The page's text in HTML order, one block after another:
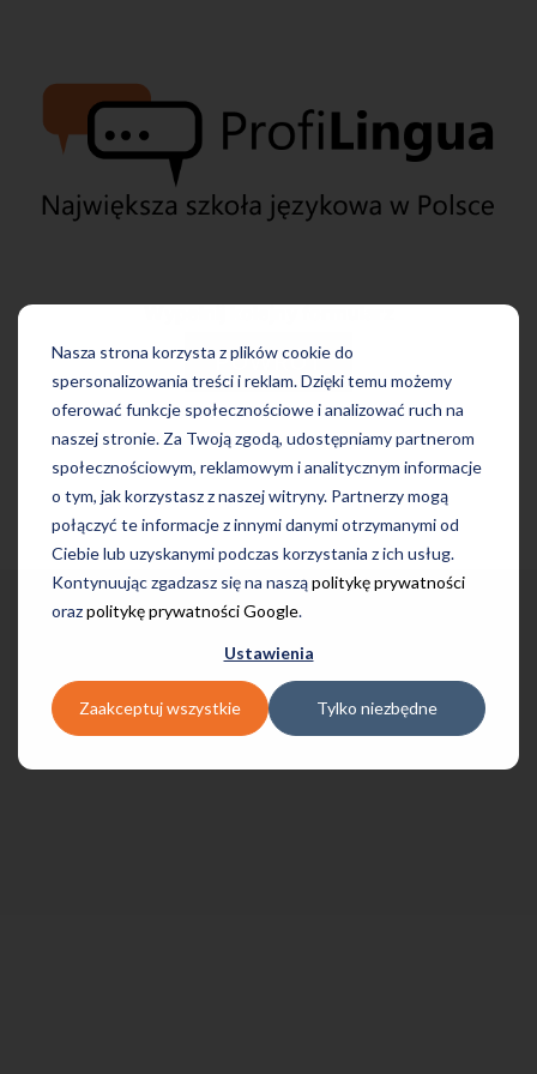
Nasza strona korzysta z plików cookie do
spersonalizowania treści i reklam. Dzięki temu możemy
oferować funkcje społecznościowe i analizować ruch na
naszej stronie. Za Twoją zgodą, udostępniamy partnerom
społecznościowym, reklamowym i analitycznym informacje
o tym, jak korzystasz z naszej witryny. Partnerzy mogą
połączyć te informacje z innymi danymi otrzymanymi od
Ciebie lub uzyskanymi podczas korzystania z ich usług.
Kontynuując zgadzasz się na nasząpolitykę prywatności
orazpolitykę prywatności Google.
Ustawienia
Zaakceptuj wszystkie Tylko niezbędne
Wypełnij kolejny formularz
POWRÓT